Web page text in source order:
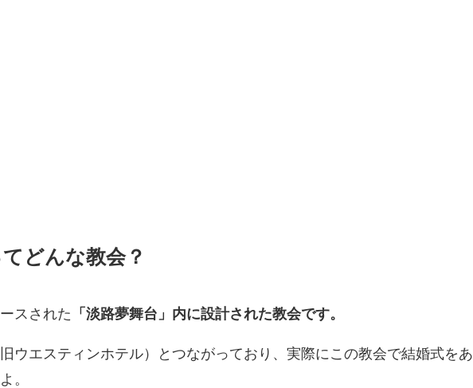
てどんな教会？
スされた 「淡路夢舞台」内に設計された教会です。
旧ウエスティンホテル）とつながっており、実際にこの教会で結婚式をあ
。